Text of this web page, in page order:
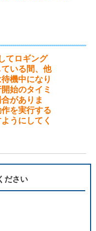
てロギング
いる間、他
機中になり
始のタイミ
がありま
を実行する
うにしてく
ださい